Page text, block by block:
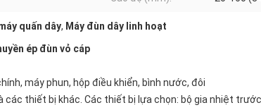
quấn dây, Máy đùn dây linh hoạt
ép đùn vỏ cáp
máy phun, hộp điều khiển, bình nước, đôi
các thiết bị khác. Các thiết bị lựa chọn: bộ gia nhiệt